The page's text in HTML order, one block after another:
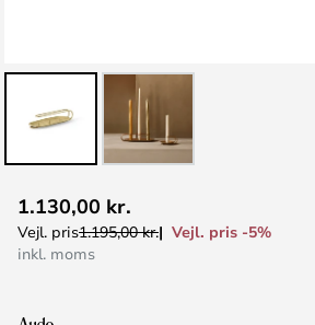
til
starten
1.130,00 kr.
Vejl. pris1.195,00 kr.
Vejl. pris -5%
inkl. moms